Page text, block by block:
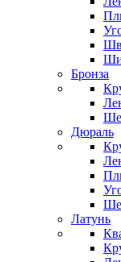
Бронза
Дюраль
Латунь